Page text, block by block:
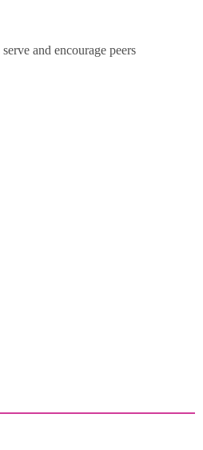
and encourage peers